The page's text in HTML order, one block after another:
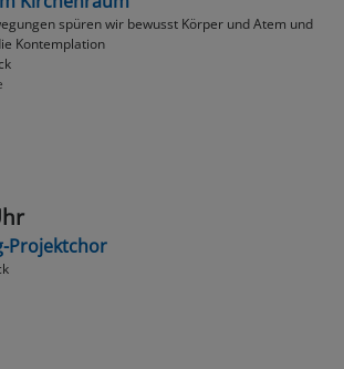
spüren wir bewusst Körper und Atem und
Kontemplation
Projektchor